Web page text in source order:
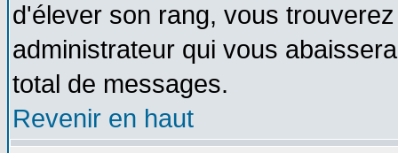
d'élever son rang, vous
administrateur qui vous
total de messages.
Revenir en haut